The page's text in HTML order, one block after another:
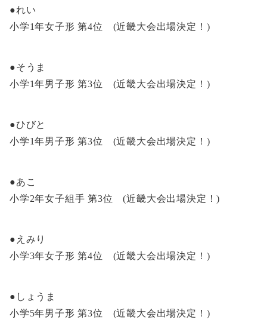
●れい
小学1年女子形 第4位 (近畿大会出場決定！)
●そうま
小学1年男子形 第3位 (近畿大会出場決定！)
●ひびと
小学1年男子形 第3位 (近畿大会出場決定！)
●あこ
小学2年女子組手 第3位 (近畿大会出場決定！)
●えみり
小学3年女子形 第4位 (近畿大会出場決定！)
●しょうま
小学5年男子形 第3位 (近畿大会出場決定！)